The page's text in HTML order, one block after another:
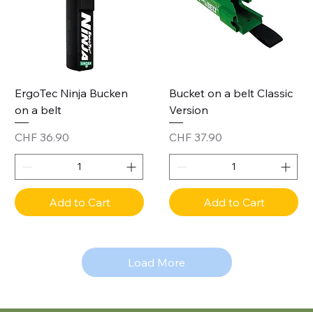
ErgoTec Ninja Bucken
on a belt
Price
CHF 36.90
Add to Cart
Bucket on a belt Classic
Version
Price
CHF 37.90
Add to Cart
Load More